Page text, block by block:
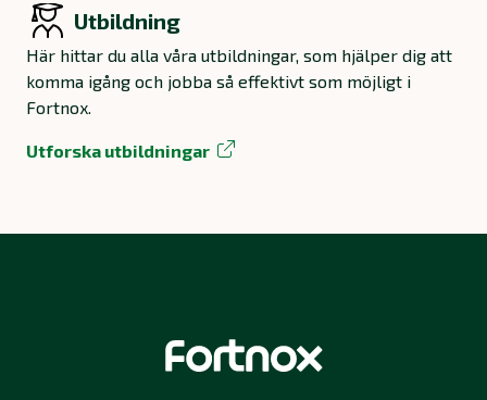
Utbildning
Här hittar du alla våra utbildningar, som hjälper dig att
komma igång och jobba så effektivt som möjligt i
Fortnox.
Utforska utbildningar